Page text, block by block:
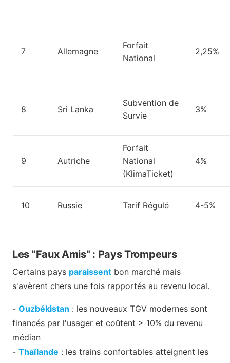
7 Allemagne
Forfait
National
2,25%
8 Sri Lanka
Subvention de
Survie
3%
9 Autriche
Forfait
National
(KlimaTicket)
4%
10 Russie Tarif Régulé 4-5%
Les "Faux Amis" : Pays Trompeurs
Certains pays paraissent bon marché mais
s'avèrent chers une fois rapportés au revenu local.
- Ouzbékistan : les nouveaux TGV modernes sont
financés par l'usager et coûtent > 10% du revenu
médian
- Thaïlande : les trains confortables atteignent les